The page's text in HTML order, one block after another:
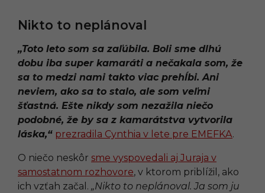
Nikto to neplánoval
„Toto leto som sa zaľúbila. Boli sme dlhú
dobu iba super kamaráti a nečakala som, že
sa to medzi nami takto viac prehĺbi. Ani
neviem, ako sa to stalo, ale som veľmi
šťastná. Ešte nikdy som nezažila niečo
podobné, že by sa z kamarátstva vytvorila
láska,“ prezradila Cynthia v lete pre EMEFKA.
O niečo neskôr sme vyspovedali aj Juraja v
samostatnom rozhovore, v ktorom priblížil, ako
ich vzťah začal. „Nikto to neplánoval. Ja som ju